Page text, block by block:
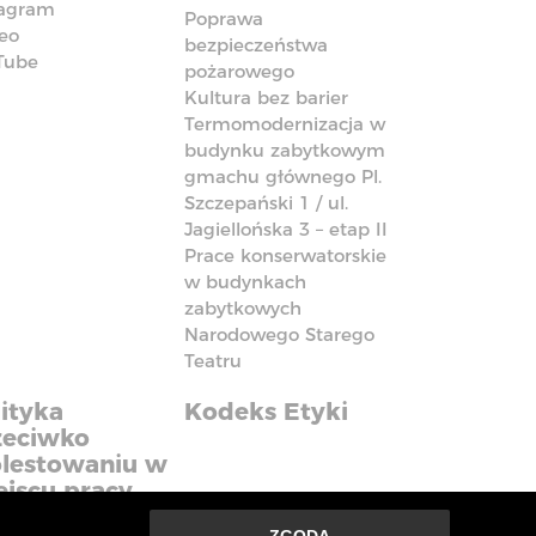
Poprawa
bezpieczeństwa
pożarowego
Kultura bez barier
Termomodernizacja w
budynku zabytkowym
gmachu głównego Pl.
Szczepański 1 / ul.
Jagiellońska 3 – etap II
Prace konserwatorskie
w budynkach
zabytkowych
Narodowego Starego
Teatru
w
pracy
Kodeks Etyki